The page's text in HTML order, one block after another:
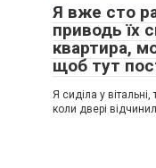
Я вже сто
приводь їх
квартира,
щоб тут
Я сиділа у
коли двері